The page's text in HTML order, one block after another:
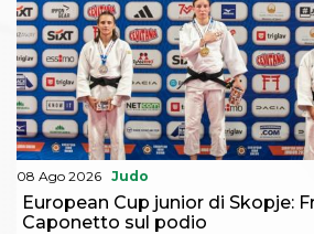
08 Ago 2026 Judo
European Cup junior di Skopje:
Caponetto sul podio